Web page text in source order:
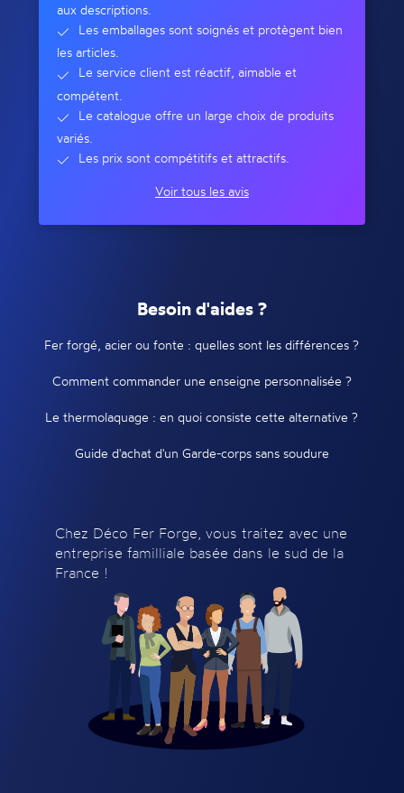
aux descriptions.
Les emballages sont soignés et protègent bien
les articles.
Le service client est réactif, aimable et
compétent.
Le catalogue offre un large choix de produits
variés.
Les prix sont compétitifs et attractifs.
Voir tous les avis
Besoin d'aides ?
Fer forgé, acier ou fonte : quelles sont les différences ?
Comment commander une enseigne personnalisée ?
Le thermolaquage : en quoi consiste cette alternative ?
Guide d'achat d'un Garde-corps sans soudure
Chez Déco Fer Forge, vous traitez avec une
entreprise familliale basée dans le sud de la
France !